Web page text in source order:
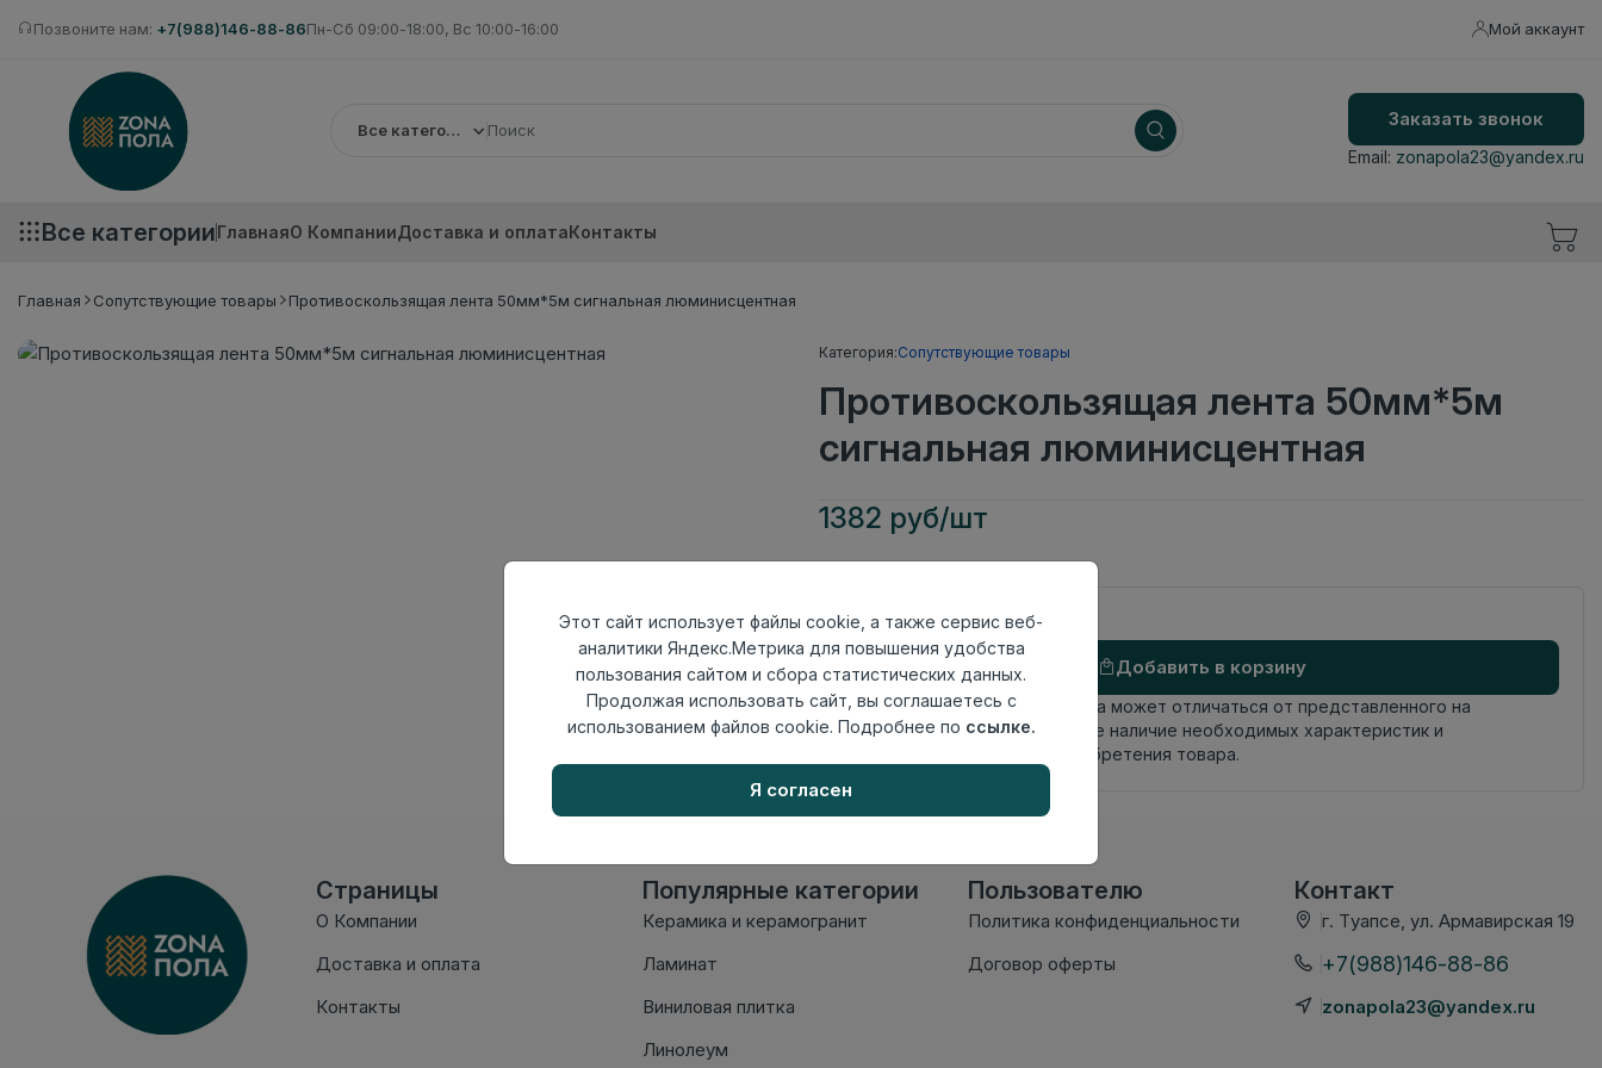
Позвоните нам: +7(988)146-88-86Пн-Сб 09:00-18:00, Вс 10:00-16:00 Мой аккаунт
Все категории
Заказать звонок
Email: zonapola23@yandex.ru
Все категорииГлавнаяО КомпанииДоставка и оплатаКонтакты
Главная Сопутствующие товары Противоскользящая лента 50мм*5м сигнальная люминисцентная
Категория:Сопутствующие товары
Противоскользящая лента 50мм*5м
сигнальная люминисцентная
1382 руб/шт
Осталось73 шт
Добавить в корзину
Внимание! Внешний вид товара может отличаться от представленного на
настоящем сайте. Проверяйте наличие необходимых характеристик и
комплектации в момент приобретения товара.
Страницы
О Компании
Доставка и оплата
Контакты
Популярные категории
Керамика и керамогранит
Ламинат
Виниловая плитка
Линолеум
Пользователю
Политика конфиденциальности
Договор оферты
Контакт
г. Туапсе, ул. Армавирская 19
+7(988)146-88-86
zonapola23@yandex.ru
Этот сайт использует файлы cookie, а также сервис веб-
аналитики Яндекс.Метрика для повышения удобства
пользования сайтом и сбора статистических данных.
Продолжая использовать сайт, вы соглашаетесь с
использованием файлов cookie. Подробнее по ссылке.
Я согласен